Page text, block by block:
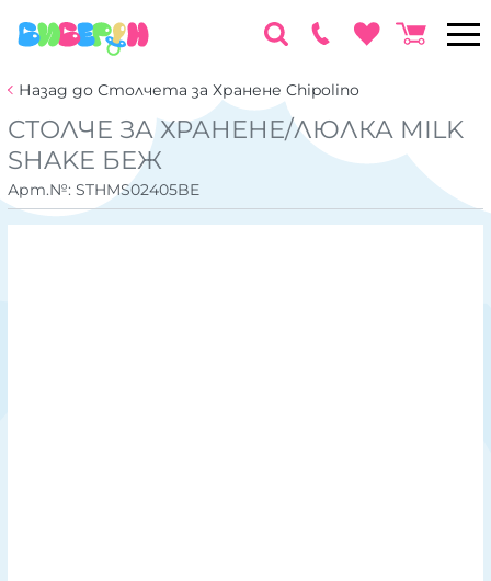
Назад до Столчета за Хранене Chipolino
СТОЛЧЕ ЗА ХРАНЕНЕ/ЛЮЛКА MILK
SHAKE БЕЖ
Арт.№: STHMS02405BE